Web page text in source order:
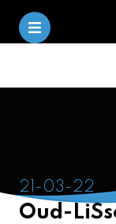
21-03-22
Oud-